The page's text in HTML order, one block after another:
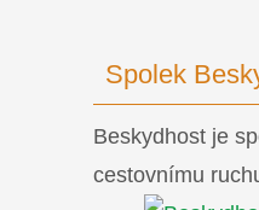
Spolek
Beskydhost je
cestovnímu